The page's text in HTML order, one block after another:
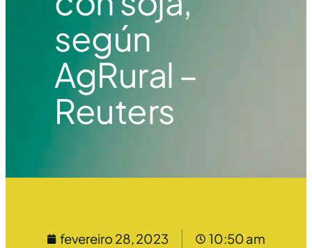
según
AgRural –
Reuters
fevereiro 28, 2023 10:50 am